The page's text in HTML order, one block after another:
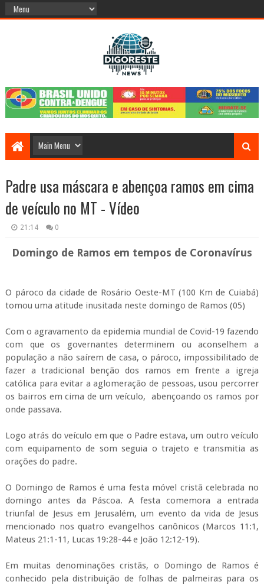
Padre usa máscara e abençoa ramos em cima
de veículo no MT - Vídeo
21:14 0
Domingo de Ramos em tempos de Coronavírus
O pároco da cidade de Rosário Oeste-MT (100 Km de Cuiabá)
tomou uma atitude inusitada neste domingo de Ramos (05)
Com o agravamento da epidemia mundial de Covid-19 fazendo
com que os governantes determinem ou aconselhem a
população a não saírem de casa, o pároco, impossibilitado de
fazer a tradicional benção dos ramos em frente a igreja
católica para evitar a aglomeração de pessoas, usou percorrer
os bairros em cima de um veículo, abençoando os ramos por
onde passava.
Logo atrás do veículo em que o Padre estava, um outro veículo
com equipamento de som seguia o trajeto e transmitia as
orações do padre.
O Domingo de Ramos é uma festa móvel cristã celebrada no
domingo antes da Páscoa. A festa comemora a entrada
triunfal de Jesus em Jerusalém, um evento da vida de Jesus
mencionado nos quatro evangelhos canônicos (Marcos 11:1,
Mateus 21:1-11, Lucas 19:28-44 e João 12:12-19).
Em muitas denominações cristãs, o Domingo de Ramos é
conhecido pela distribuição de folhas de palmeiras para os